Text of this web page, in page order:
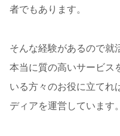
者でもあります。
そんな経験があるので就
本当に質の高いサービス
いる方々のお役に立てれ
ディアを運営しています。